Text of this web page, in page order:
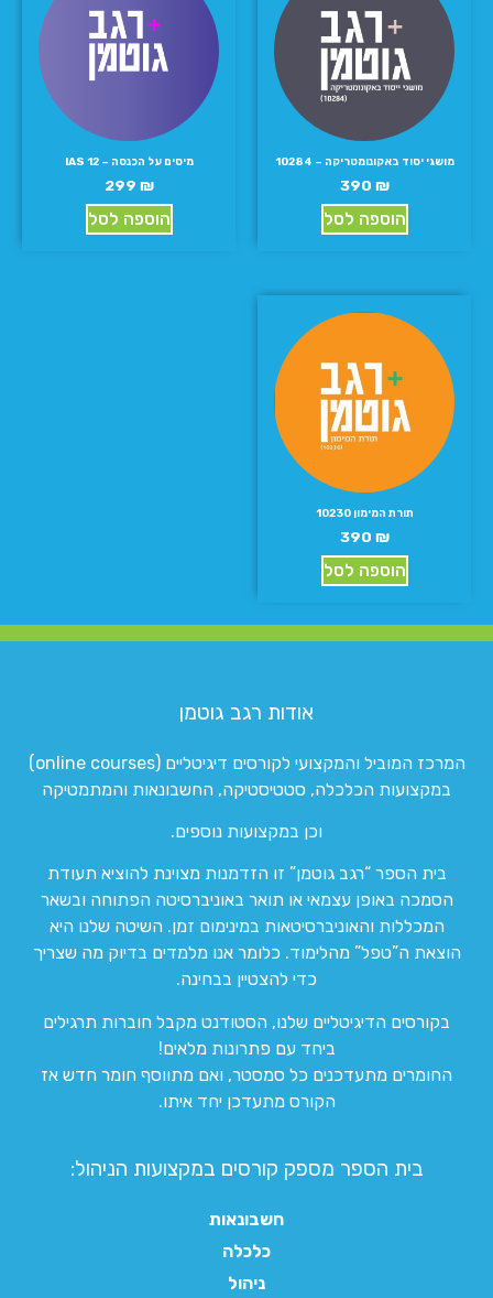
מושגי יסוד באקונומטריקה – 10284
390 ₪
הוספה לסל
מיסים על הכנסה – IAS 12
299 ₪
הוספה לסל
תורת המימון 10230
390 ₪
הוספה לסל
אודות רגב גוטמן
המרכז המוביל והמקצועי לקורסים דיגיטליים (online courses)
במקצועות הכלכלה, סטטיסטיקה, החשבונאות והמתמטיקה
וכן במקצועות נוספים.
בית הספר “רגב גוטמן” זו הזדמנות מצוינת להוציא תעודת
הסמכה באופן עצמאי או תואר באוניברסיטה הפתוחה ובשאר
המכללות והאוניברסיטאות במינימום זמן. השיטה שלנו היא
הוצאת ה”טפל” מהלימוד. כלומר אנו מלמדים בדיוק מה שצריך
כדי להצטיין בבחינה.
בקורסים הדיגיטליים שלנו, הסטודנט מקבל חוברות תרגילים
ביחד עם פתרונות מלאים!
החומרים מתעדכנים כל סמסטר, ואם מתווסף חומר חדש אז
הקורס מתעדכן יחד איתו.
בית הספר מספק קורסים במקצועות הניהול:
חשבונאות
כלכלה
ניהול